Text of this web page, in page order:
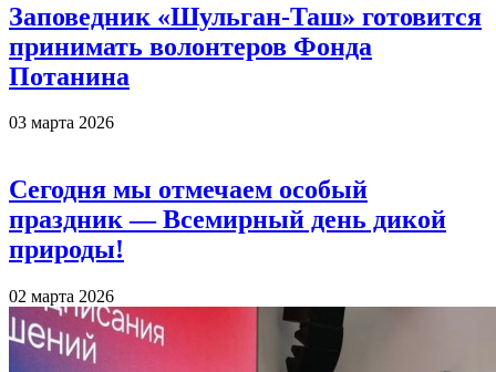
Заповедник «Шульган-Таш» готовится
принимать волонтеров Фонда
Потанина
03 марта 2026
Сегодня мы отмечаем особый
праздник — Всемирный день дикой
природы!
02 марта 2026